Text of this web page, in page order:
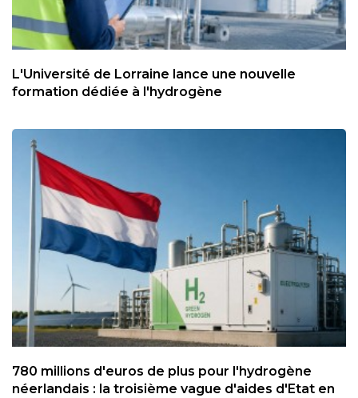
L'Université de Lorraine lance une nouvelle
formation dédiée à l'hydrogène
780 millions d'euros de plus pour l'hydrogène
néerlandais : la troisième vague d'aides d'Etat en